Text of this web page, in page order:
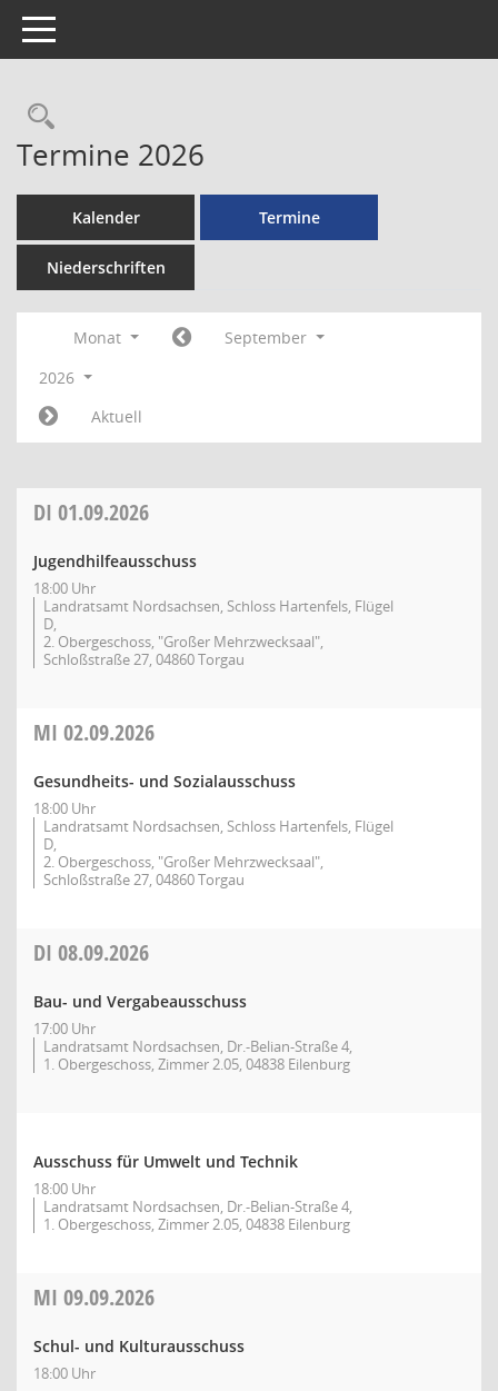
Toggle navigation
Rechercheauswahl
Termine 2026
Kalender Termine
Niederschriften
Monat
September
2026
Aktuell
DI 01.09.2026
Jugendhilfeausschuss
18:00 Uhr
Landratsamt Nordsachsen, Schloss Hartenfels, Flügel
D,
2. Obergeschoss, "Großer Mehrzwecksaal",
Schloßstraße 27, 04860 Torgau
MI 02.09.2026
Gesundheits- und Sozialausschuss
18:00 Uhr
Landratsamt Nordsachsen, Schloss Hartenfels, Flügel
D,
2. Obergeschoss, "Großer Mehrzwecksaal",
Schloßstraße 27, 04860 Torgau
DI 08.09.2026
Bau- und Vergabeausschuss
17:00 Uhr
Landratsamt Nordsachsen, Dr.-Belian-Straße 4,
1. Obergeschoss, Zimmer 2.05, 04838 Eilenburg
Ausschuss für Umwelt und Technik
18:00 Uhr
Landratsamt Nordsachsen, Dr.-Belian-Straße 4,
1. Obergeschoss, Zimmer 2.05, 04838 Eilenburg
MI 09.09.2026
Schul- und Kulturausschuss
18:00 Uhr